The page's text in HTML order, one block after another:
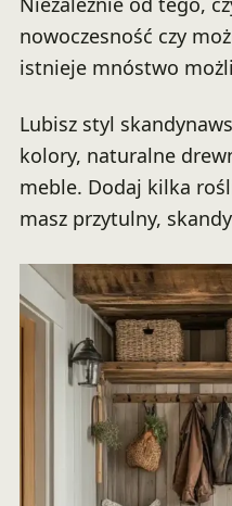
nowoczesność czy
istnieje mnóstwo
Lubisz styl
kolory, naturalne
meble. Dodaj kilka
masz przytulny,